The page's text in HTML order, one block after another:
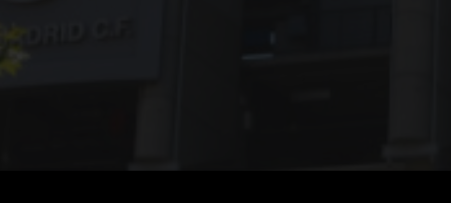
hattrick odhalil systémovou krizi Realu Madrid?